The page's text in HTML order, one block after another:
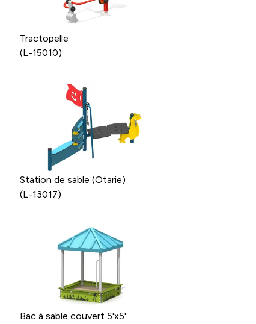
Tractopelle
(L-15010)
Station de sable (Otarie)
(L-13017)
Bac à sable couvert 5'x5'